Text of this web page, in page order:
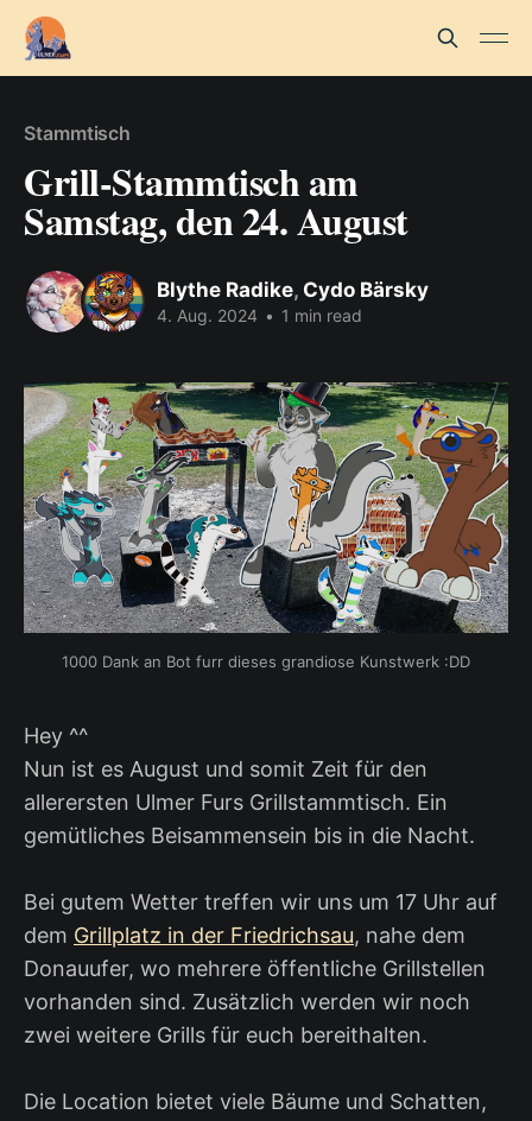
Stammtisch
Grill-Stammtisch am
Samstag, den 24. August
Blythe Radike, Cydo Bärsky
4. Aug. 2024 • 1 min read
1000 Dank an Bot furr dieses grandiose Kunstwerk :DD
Hey ^^
Nun ist es August und somit Zeit für den
allerersten Ulmer Furs Grillstammtisch. Ein
gemütliches Beisammensein bis in die Nacht.
Bei gutem Wetter treffen wir uns um 17 Uhr auf
dem Grillplatz in der Friedrichsau, nahe dem
Donauufer, wo mehrere öffentliche Grillstellen
vorhanden sind. Zusätzlich werden wir noch
zwei weitere Grills für euch bereithalten.
Die Location bietet viele Bäume und Schatten,